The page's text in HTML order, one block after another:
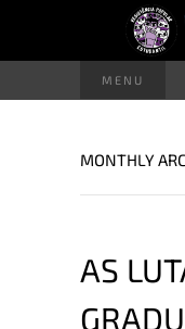
MENU
MONTHLY
AS